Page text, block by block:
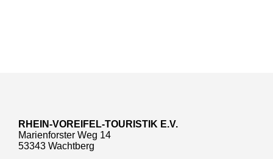
RHEIN-VOREIFEL-TOURISTIK E.V.
Marienforster Weg 14
53343 Wachtberg